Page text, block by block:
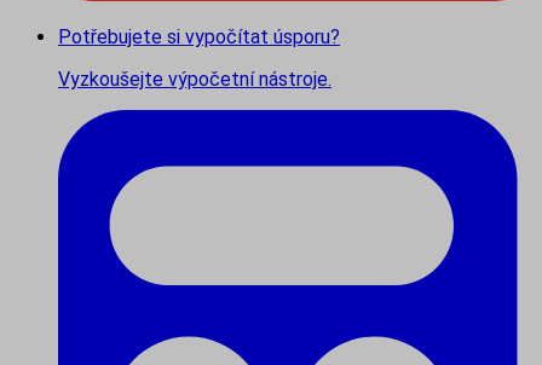
Potřebujete si vypočítat úsporu?
Vyzkoušejte výpočetní nástroje.